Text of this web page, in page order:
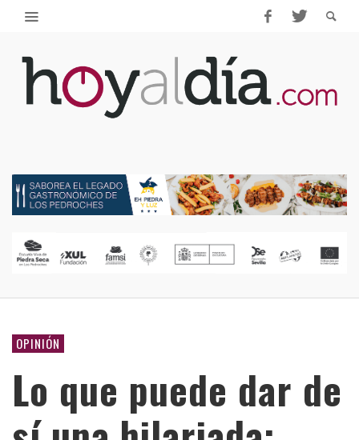
OPINIÓN
Lo que puede dar de